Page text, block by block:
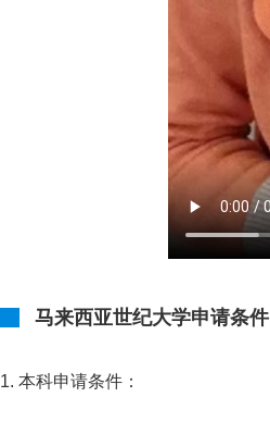
马来西亚世纪大学申请条件
1. 本科申请条件：